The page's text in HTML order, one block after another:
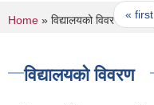
Pages
« first
You are here
Home » विद्यालयको विवरण
विद्यालयको विवरण